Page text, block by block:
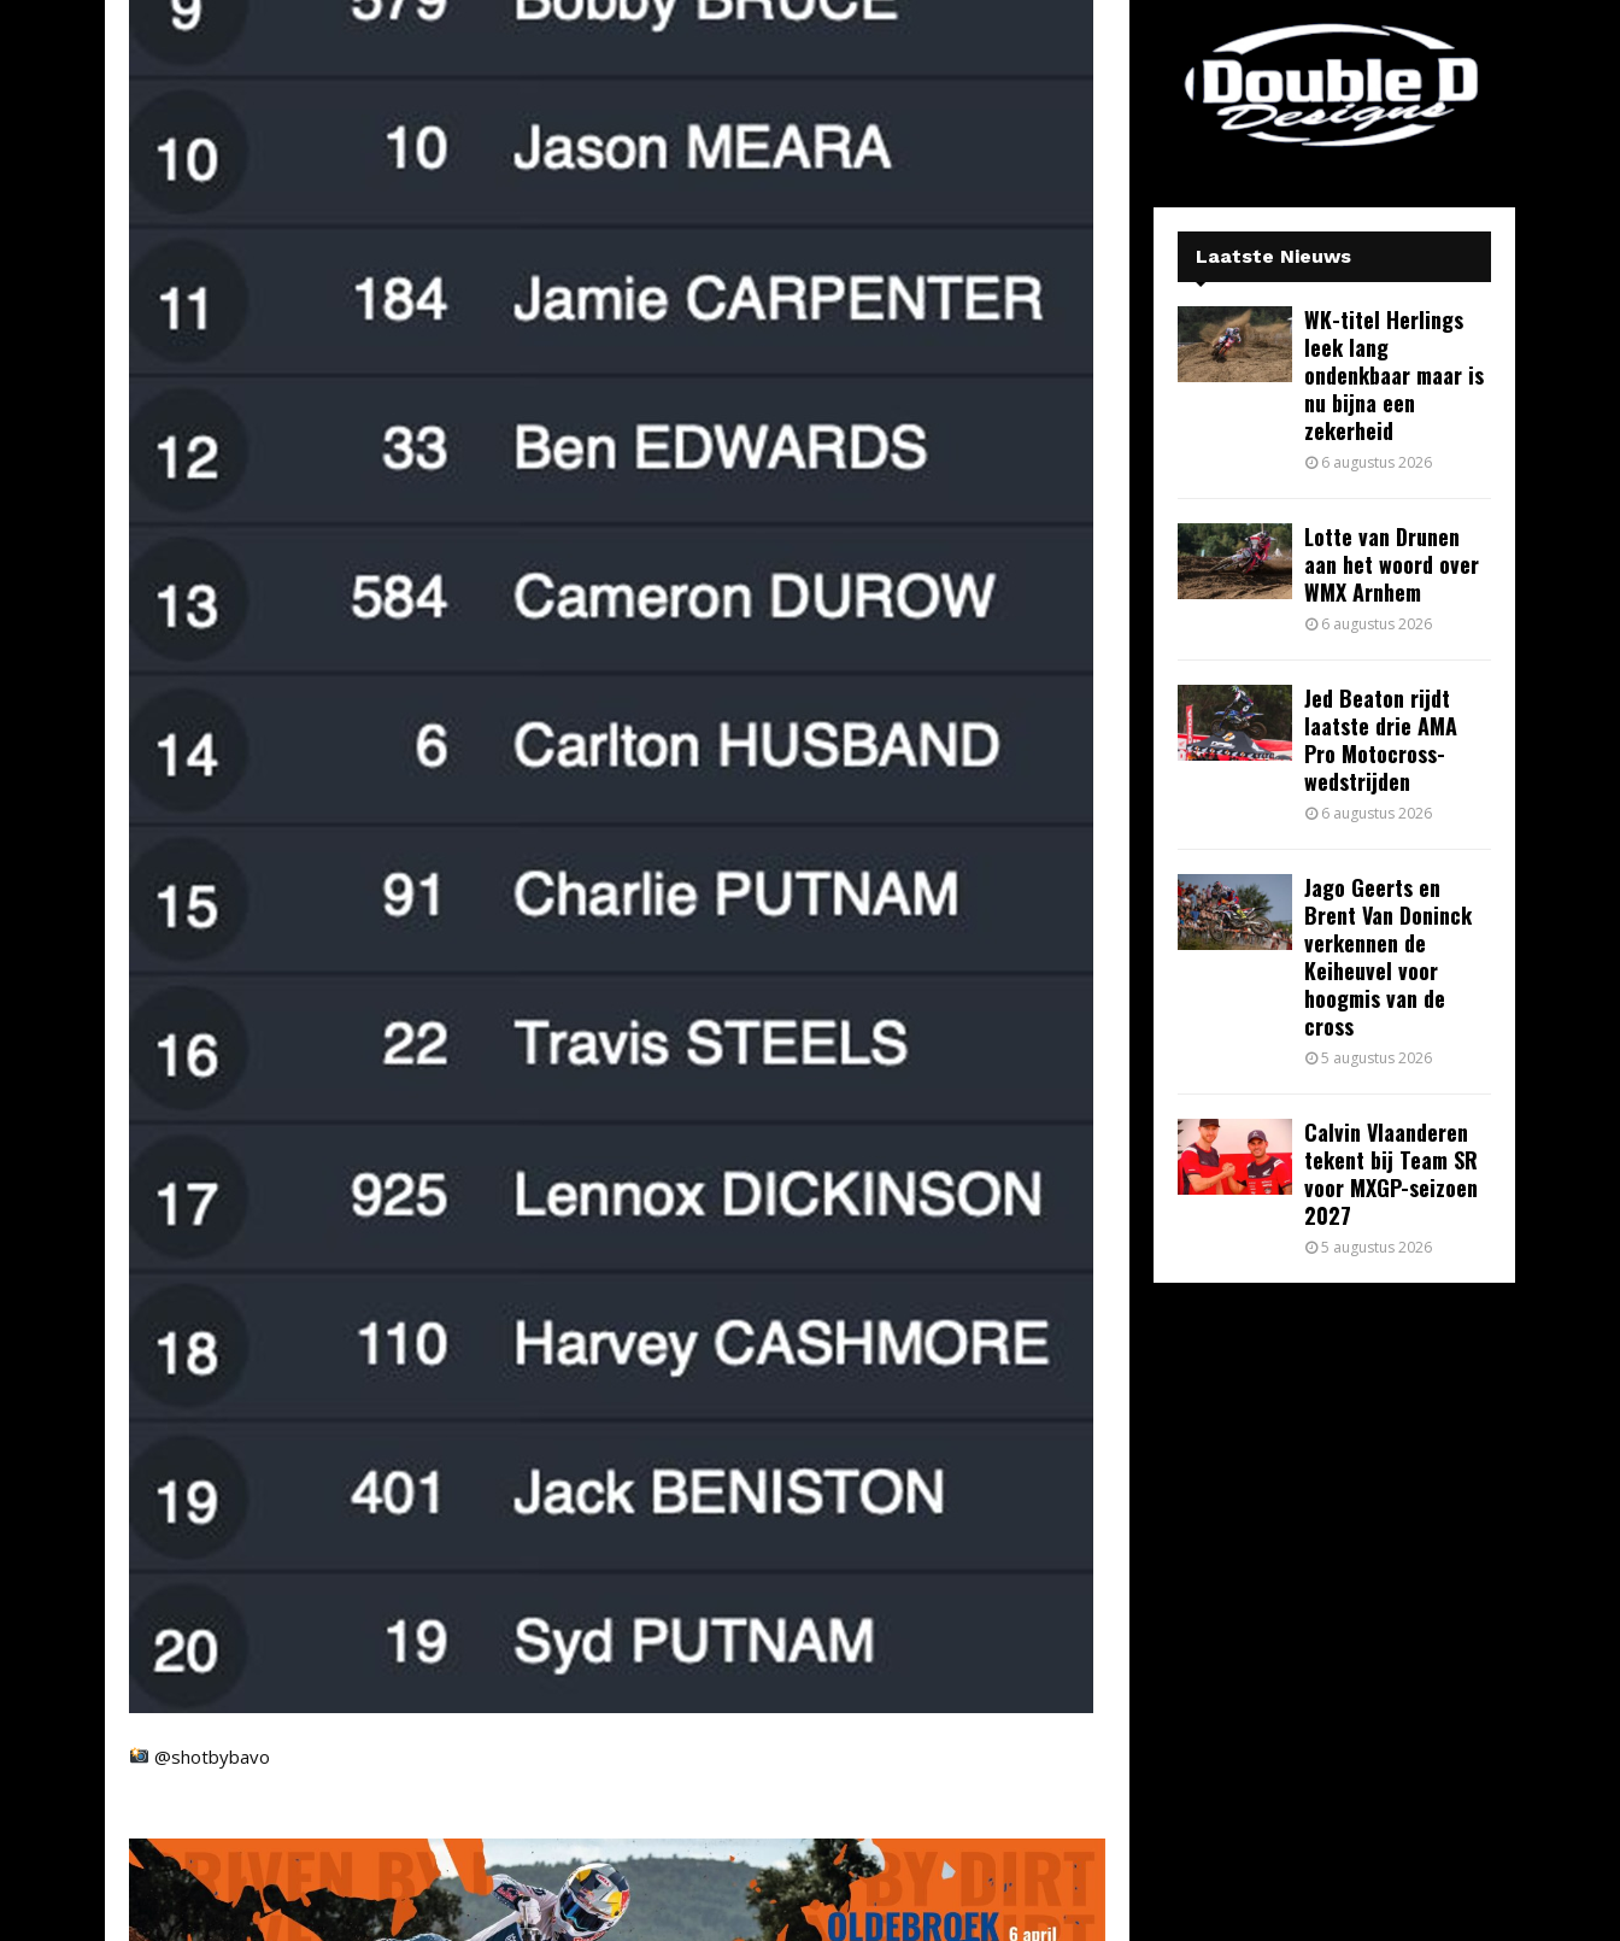
@shotbybavo
Laatste Nieuws
WK-titel Herlings
leek lang
ondenkbaar maar is
nu bijna een
zekerheid
6 augustus 2026
Lotte van Drunen
aan het woord over
WMX Arnhem
6 augustus 2026
Jed Beaton rijdt
laatste drie AMA
Pro Motocross-
wedstrijden
6 augustus 2026
Jago Geerts en
Brent Van Doninck
verkennen de
Keiheuvel voor
hoogmis van de
cross
5 augustus 2026
Calvin Vlaanderen
tekent bij Team SR
voor MXGP-seizoen
2027
5 augustus 2026